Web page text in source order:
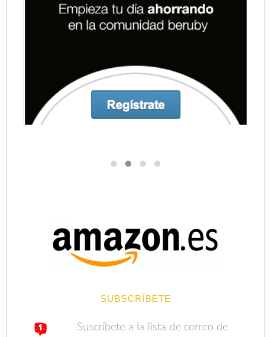
SUBSCRÍBETE
Suscríbete a la lista de correo de